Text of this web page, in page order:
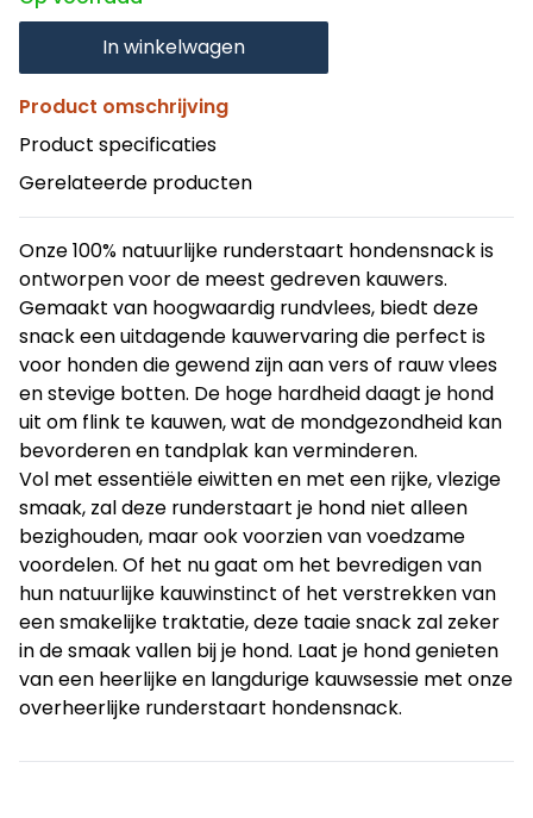
In winkelwagen
Product omschrijving
Product specificaties
Gerelateerde producten
Onze 100% natuurlijke runderstaart hondensnack is
ontworpen voor de meest gedreven kauwers.
Gemaakt van hoogwaardig rundvlees, biedt deze
snack een uitdagende kauwervaring die perfect is
voor honden die gewend zijn aan vers of rauw vlees
en stevige botten. De hoge hardheid daagt je hond
uit om flink te kauwen, wat de mondgezondheid kan
bevorderen en tandplak kan verminderen.
Vol met essentiële eiwitten en met een rijke, vlezige
smaak, zal deze runderstaart je hond niet alleen
bezighouden, maar ook voorzien van voedzame
voordelen. Of het nu gaat om het bevredigen van
hun natuurlijke kauwinstinct of het verstrekken van
een smakelijke traktatie, deze taaie snack zal zeker
in de smaak vallen bij je hond. Laat je hond genieten
van een heerlijke en langdurige kauwsessie met onze
overheerlijke runderstaart hondensnack.